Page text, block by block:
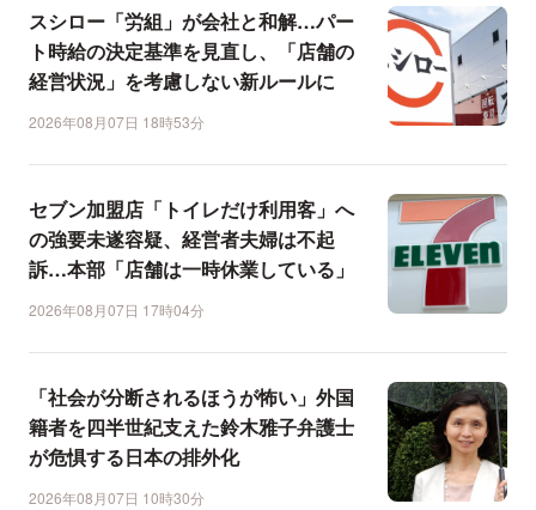
スシロー「労組」が会社と和解…パー
ト時給の決定基準を見直し、「店舗の
経営状況」を考慮しない新ルールに
2026年08月07日 18時53分
セブン加盟店「トイレだけ利用客」へ
の強要未遂容疑、経営者夫婦は不起
訴…本部「店舗は一時休業している」
2026年08月07日 17時04分
「社会が分断されるほうが怖い」外国
籍者を四半世紀支えた鈴木雅子弁護士
が危惧する日本の排外化
2026年08月07日 10時30分